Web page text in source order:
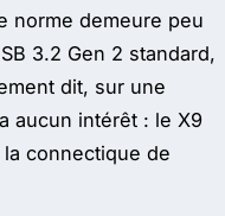
norme demeure peu
3.2 Gen 2 standard,
dit, sur une
aucun intérêt : le X9
connectique de